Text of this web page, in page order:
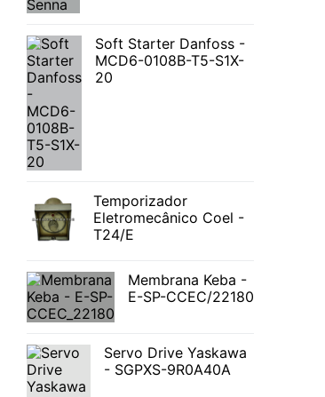
Soft Starter Danfoss -
MCD6-0108B-T5-S1X-
20
Temporizador
Eletromecânico Coel -
T24/E
Membrana Keba -
E-SP-CCEC/22180
Servo Drive Yaskawa
- SGPXS-9R0A40A